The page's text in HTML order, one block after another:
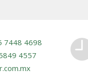
7448 4698
4557